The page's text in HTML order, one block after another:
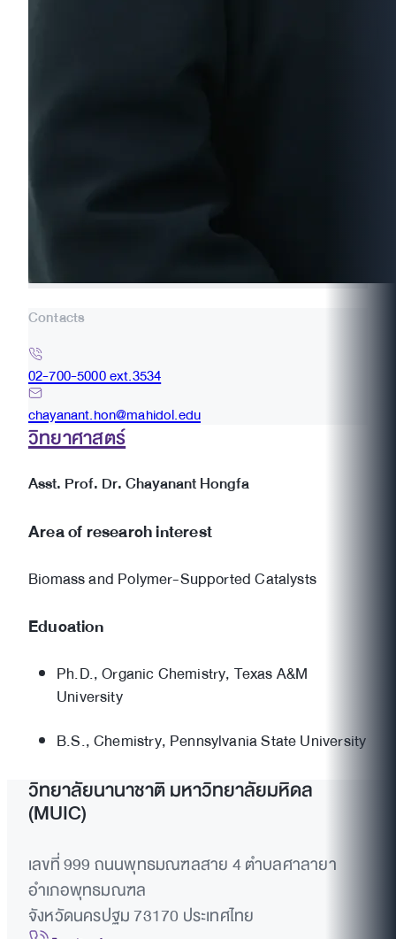
Contacts
02-700-5000 ext.3534
chayanant.hon@mahidol.edu
วิทยาศาสตร์
Asst. Prof. Dr. Chayanant Hongfa
Area of research interest
Biomass and Polymer-Supported Catalysts
Education
Ph.D., Organic Chemistry, Texas A&M
University
B.S., Chemistry, Pennsylvania State University
วิทยาลัยนานาชาติ มหาวิทยาลัยมหิดล
(MUIC)
เลขที่ 999 ถนนพุทธมณฑลสาย 4 ตำบลศาลายา
อำเภอพุทธมณฑล
จังหวัดนครปฐม 73170 ประเทศไทย